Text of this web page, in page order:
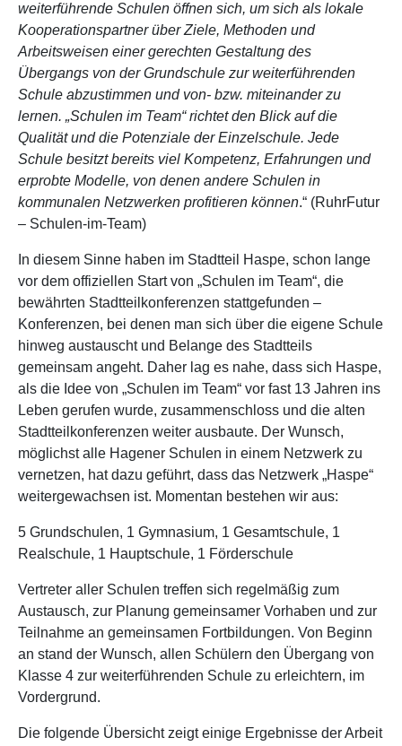
weiterführende Schulen öffnen sich, um sich als lokale
Kooperationspartner über Ziele, Methoden und
Arbeitsweisen einer gerechten Gestaltung des
Übergangs von der Grundschule zur weiterführenden
Schule abzustimmen und von- bzw. miteinander zu
lernen. „Schulen im Team“ richtet den Blick auf die
Qualität und die Potenziale der Einzelschule. Jede
Schule besitzt bereits viel Kompetenz, Erfahrungen und
erprobte Modelle, von denen andere Schulen in
kommunalen Netzwerken profitieren können.“ (RuhrFutur
– Schulen-im-Team)
In diesem Sinne haben im Stadtteil Haspe, schon lange
vor dem offiziellen Start von „Schulen im Team“, die
bewährten Stadtteilkonferenzen stattgefunden –
Konferenzen, bei denen man sich über die eigene Schule
hinweg austauscht und Belange des Stadtteils
gemeinsam angeht. Daher lag es nahe, dass sich Haspe,
als die Idee von „Schulen im Team“ vor fast 13 Jahren ins
Leben gerufen wurde, zusammenschloss und die alten
Stadtteilkonferenzen weiter ausbaute. Der Wunsch,
möglichst alle Hagener Schulen in einem Netzwerk zu
vernetzen, hat dazu geführt, dass das Netzwerk „Haspe“
weitergewachsen ist. Momentan bestehen wir aus:
5 Grundschulen, 1 Gymnasium, 1 Gesamtschule, 1
Realschule, 1 Hauptschule, 1 Förderschule
Vertreter aller Schulen treffen sich regelmäßig zum
Austausch, zur Planung gemeinsamer Vorhaben und zur
Teilnahme an gemeinsamen Fortbildungen. Von Beginn
an stand der Wunsch, allen Schülern den Übergang von
Klasse 4 zur weiterführenden Schule zu erleichtern, im
Vordergrund.
Die folgende Übersicht zeigt einige Ergebnisse der Arbeit